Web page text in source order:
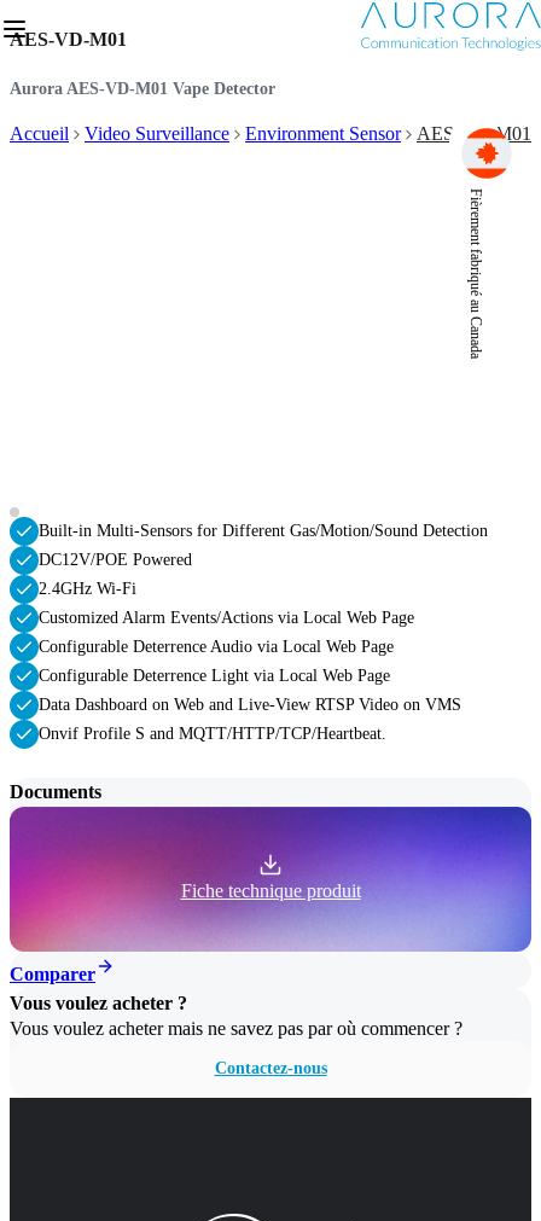
Fièrement fabriqué au Canada
AES-VD-M01
Aurora AES-VD-M01 Vape Detector
Accueil Video Surveillance Environment Sensor AES-VD-M01
Built-in Multi-Sensors for Different Gas/Motion/Sound Detection
DC12V/POE Powered
2.4GHz Wi-Fi
Customized Alarm Events/Actions via Local Web Page
Configurable Deterrence Audio via Local Web Page
Configurable Deterrence Light via Local Web Page
Data Dashboard on Web and Live-View RTSP Video on VMS
Onvif Profile S and MQTT/HTTP/TCP/Heartbeat.
Documents
Fiche technique produit
Comparer
Vous voulez acheter ?
Vous voulez acheter mais ne savez pas par où commencer ?
Contactez-nous